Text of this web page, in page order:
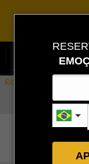
Rota Combo